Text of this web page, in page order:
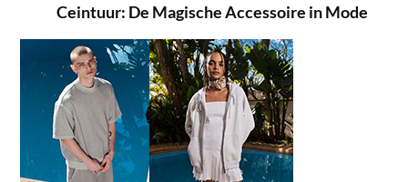
Ceintuur: De Magische Accessoire in Mode